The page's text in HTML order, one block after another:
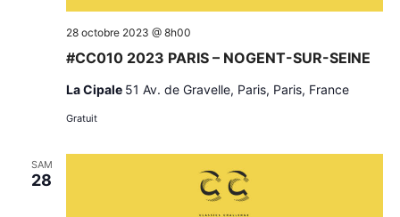
#CC010 2023 PARIS – NOGENT-SUR-SEINE
28 octobre 2023 @ 8h00
La Cipale 51 Av. de Gravelle, Paris, Paris, France
Gratuit
SAM
28